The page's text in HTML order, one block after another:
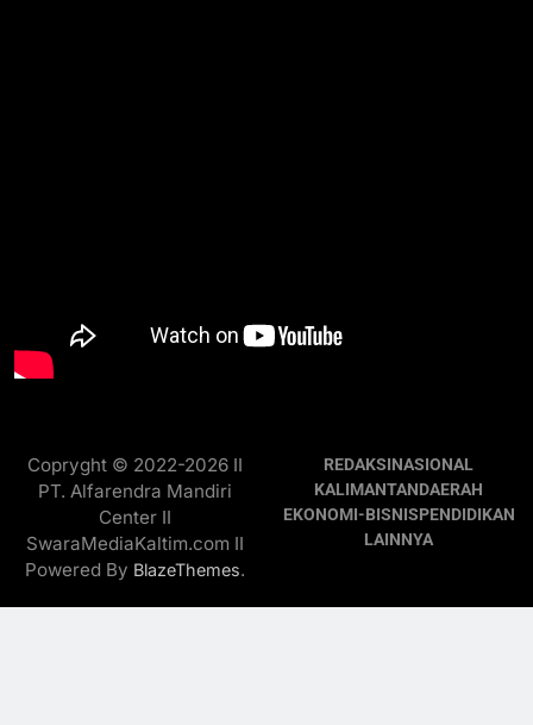
Copryght © 2022-2026 II
PT. Alfarendra Mandiri
Center II
SwaraMediaKaltim.com II
Powered By BlazeThemes.
REDAKSINASIONAL
KALIMANTANDAERAH
EKONOMI-BISNISPENDIDIKAN
LAINNYA